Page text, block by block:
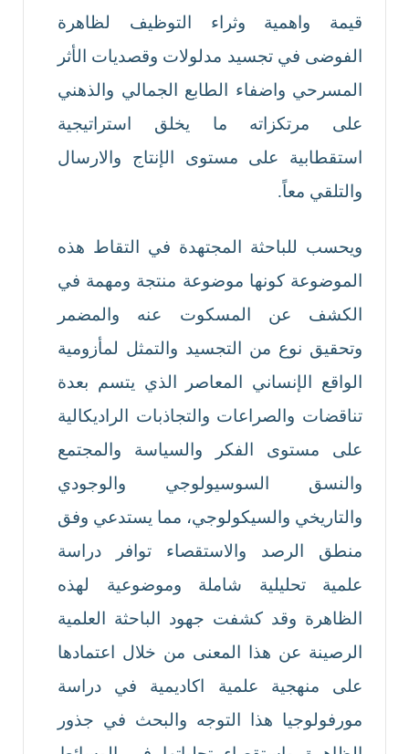
قيمة واهمية وثراء التوظيف لظاهرة
الفوضى في تجسيد مدلولات وقصديات الأثر
المسرحي واضفاء الطابع الجمالي والذهني
على مرتكزاته ما يخلق استراتيجية
استقطابية على مستوى الإنتاج والارسال
والتلقي معاً.
ويحسب للباحثة المجتهدة في التقاط هذه
الموضوعة كونها موضوعة منتجة ومهمة في
الكشف عن المسكوت عنه والمضمر
وتحقيق نوع من التجسيد والتمثل لمأزومية
الواقع الإنساني المعاصر الذي يتسم بعدة
تناقضات والصراعات والتجاذبات الراديكالية
على مستوى الفكر والسياسة والمجتمع
والنسق السوسيولوجي والوجودي
والتاريخي والسيكولوجي، مما يستدعي وفق
منطق الرصد والاستقصاء توافر دراسة
علمية تحليلية شاملة وموضوعية لهذه
الظاهرة وقد كشفت جهود الباحثة العلمية
الرصينة عن هذا المعنى من خلال اعتمادها
على منهجية علمية اكاديمية في دراسة
مورفولوجيا هذا التوجه والبحث في جذور